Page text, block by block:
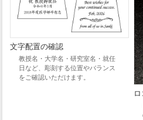
文字配置の確認
教授名・大学名・研究室名・就任
日など、彫刻する位置やバランス
をご確認いただけます。